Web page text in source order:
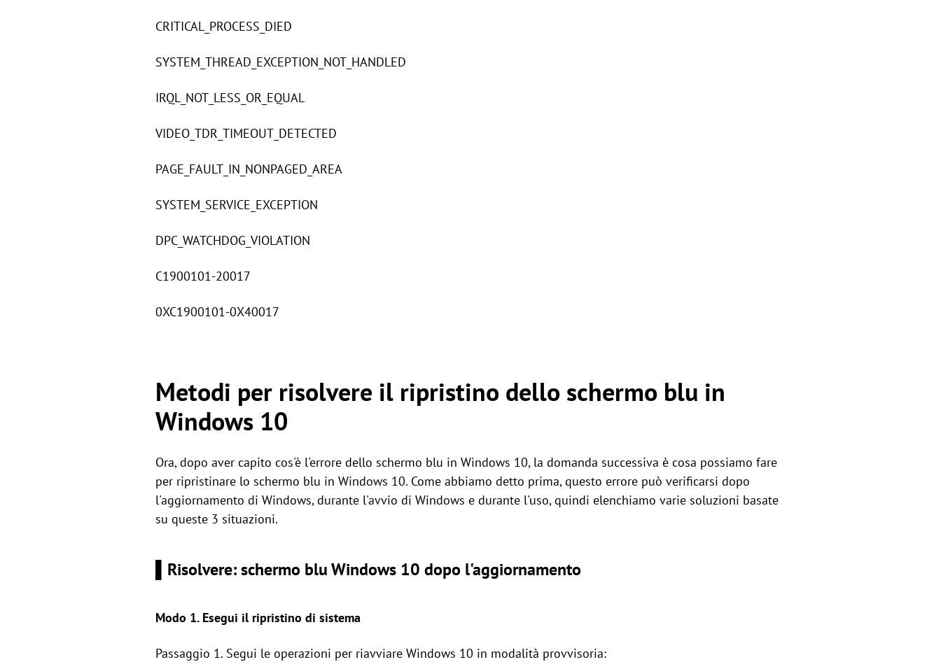
CRITICAL_PROCESS_DIED
SYSTEM_THREAD_EXCEPTION_NOT_HANDLED
IRQL_NOT_LESS_OR_EQUAL
VIDEO_TDR_TIMEOUT_DETECTED
PAGE_FAULT_IN_NONPAGED_AREA
SYSTEM_SERVICE_EXCEPTION
DPC_WATCHDOG_VIOLATION
C1900101-20017
0XC1900101-0X40017
Metodi per risolvere il ripristino dello schermo blu in
Windows 10
Ora, dopo aver capito cos'è l'errore dello schermo blu in Windows 10, la domanda successiva è cosa possiamo fare
per ripristinare lo schermo blu in Windows 10. Come abbiamo detto prima, questo errore può verificarsi dopo
l'aggiornamento di Windows, durante l'avvio di Windows e durante l'uso, quindi elenchiamo varie soluzioni basate
su queste 3 situazioni.
▌Risolvere: schermo blu Windows 10 dopo l'aggiornamento
Modo 1. Esegui il ripristino di sistema
Passaggio 1. Segui le operazioni per riavviare Windows 10 in modalità provvisoria: